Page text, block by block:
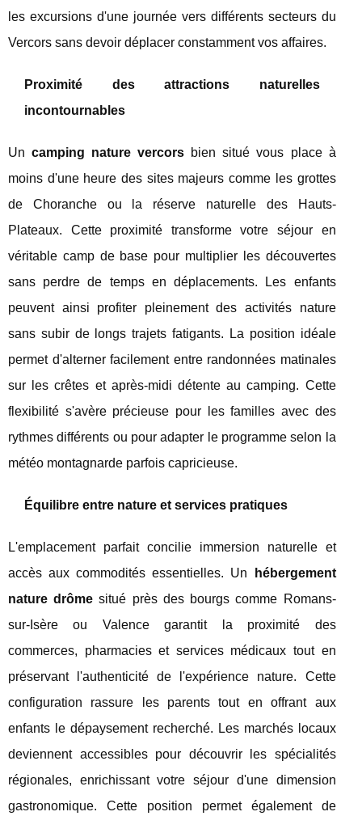
les excursions d'une journée vers différents secteurs du
Vercors sans devoir déplacer constamment vos affaires.
Proximité des attractions naturelles
incontournables
Uncamping nature vercors bien situé vous place à
moins d'une heure des sites majeurs comme les grottes
de Choranche ou la réserve naturelle des Hauts-
Plateaux. Cette proximité transforme votre séjour en
véritable camp de base pour multiplier les découvertes
sans perdre de temps en déplacements. Les enfants
peuvent ainsi profiter pleinement des activités nature
sans subir de longs trajets fatigants. La position idéale
permet d'alterner facilement entre randonnées matinales
sur les crêtes et après-midi détente au camping. Cette
flexibilité s'avère précieuse pour les familles avec des
rythmes différents ou pour adapter le programme selon la
météo montagnarde parfois capricieuse.
Équilibre entre nature et services pratiques
L'emplacement parfait concilie immersion naturelle et
accès aux commodités essentielles. Un
hébergement
nature drôme situé près des bourgs comme Romans-
sur-Isère ou Valence garantit la proximité des
commerces, pharmacies et services médicaux tout en
préservant l'authenticité de l'expérience nature. Cette
configuration rassure les parents tout en offrant aux
enfants le dépaysement recherché. Les marchés locaux
deviennent accessibles pour découvrir les spécialités
régionales, enrichissant votre séjour d'une dimension
gastronomique. Cette position permet également de